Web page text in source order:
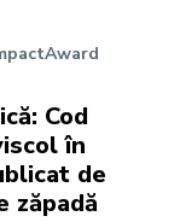
Cod
în
de
zăpadă